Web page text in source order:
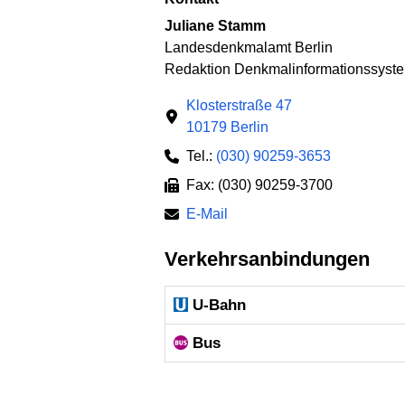
Juliane Stamm
Landesdenkmalamt Berlin
Redaktion
Klosterstraße 47
10179 Berlin
Tel.: (030) 90259-3653
Fax: (030) 90259-3700
E-Mail
Verkehrsanbindungen
U-Bahn
Bus